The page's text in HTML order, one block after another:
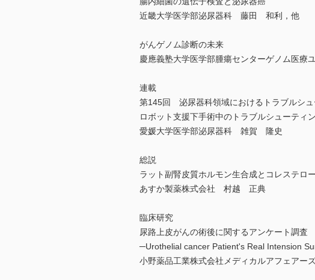
近畿大学医学部泌尿器科 藤田 和利，他
がんゲノム診断の未来
慶應義塾大学医学部腫瘍センターゲノム医
連載
第145回 泌尿器科領域におけるトラブルシュ
ロボット支援下手術中のトラブルシューティ
愛媛大学医学部泌尿器科 雑賀 隆史
総説
ラット副腎皮質ホルモン生合成とコレステロ
あすか製薬株式会社 村越 正典
臨床研究
尿路上皮がんの術後に関するアンケート調査
─Urothelial cancer Patient's Real Intension
小野薬品工業株式会社メディカルアフェア